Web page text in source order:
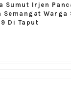
Sumut Irjen
Semangat Warga
Di Taput